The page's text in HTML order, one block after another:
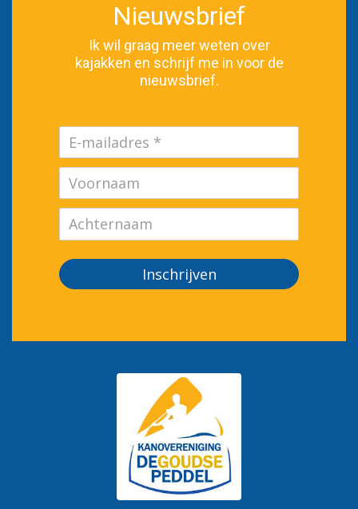
Nieuwsbrief
Ik wil graag meer weten over
kajakken en schrijf me in voor de
nieuwsbrief.
Inschrijven